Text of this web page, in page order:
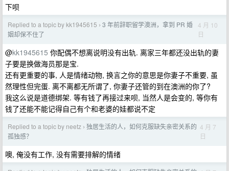
下呗
Replied to a topic by kk1945615 › 3 年前辞职留学澳洲，拿到 PR 婚
姻却保不住了
4 月 10
日
@kk1945615 你配偶不想离说明没有出轨. 离家三年都还没出轨的妻
子要是换做海员那是宝.
还有更重要的事, 人是情绪动物, 换言之你的意思是你妻子不重要, 虽
然理性但完蛋. 离不离都无所谓了, 你妻子还管的到在澳洲的你了?
我这么说是道德绑架. 等有钱了再接过来呗, 当然人是会变的, 等你有
钱了还能不能记得自己有个和老婆的娃都说不定
Replied to a topic by neetz › 独居生活的人，如何克服缺失亲密关系的
孤独感？
4 月 7
日
噢, 俺没有工作, 没有需要排解的情绪